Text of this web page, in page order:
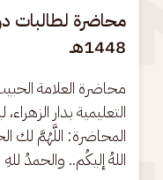
1448هـ
محاضرة العلامة
المحاضرة: اللَّهُمَّ لك
اللهُ إليكُم.. والحمدُ للهِ